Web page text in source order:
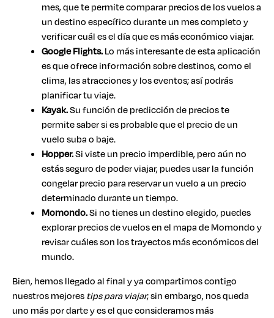
mes, que te permite comparar precios de los vuelos a
un destino específico durante un mes completo y
verificar cuál es el día que es más económico viajar.
Google Flights.Lo más interesante de esta aplicación
es que ofrece información sobre destinos, como el
clima, las atracciones y los eventos; así podrás
planificar tu viaje.
Kayak.Su función de predicción de precios te
permite saber si es probable que el precio de un
vuelo suba o baje.
Hopper.Si viste un precio imperdible, pero aún no
estás seguro de poder viajar, puedes usar la función
congelar precio para reservar un vuelo a un precio
determinado durante un tiempo.
Momondo.Si no tienes un destino elegido, puedes
explorar precios de vuelos en el mapa de Momondo y
revisar cuáles son los trayectos más económicos del
mundo.
Bien, hemos llegado al final y ya compartimos contigo
nuestros mejores tips para viajar; sin embargo, nos queda
uno más por darte y es el que consideramos más